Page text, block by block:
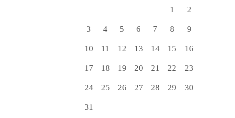
1 2
3 4 5 6 7 8 9
10 11 12 13 14 15 16
17 18 19 20 21 22 23
24 25 26 27 28 29 30
31